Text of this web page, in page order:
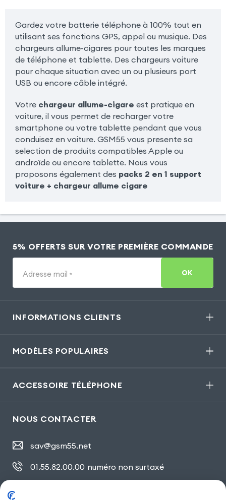
Gardez votre batterie téléphone à 100% tout en
utilisant ses fonctions GPS, appel ou musique. Des
chargeurs allume-cigares pour toutes les marques
de téléphone et tablette. Des chargeurs voiture
pour chaque situation avec un ou plusieurs port
USB ou encore câble intégré.
Votre chargeur allume-cigare est pratique en
voiture, il vous permet de recharger votre
smartphone ou votre tablette pendant que vous
conduisez en voiture. GSM55 vous presente sa
selection de produits compatibles Apple ou
androïde ou encore tablette. Nous vous
proposons également des packs 2 en 1 support
voiture + chargeur allume cigare
5% OFFERTS SUR VOTRE PREMIÈRE COMMANDE
Adresse mail * OK
INFORMATIONS CLIENTS
MODÈLES POPULAIRES
ACCESSOIRE TÉLÉPHONE
NOUS CONTACTER
sav@gsm55.net
01.55.82.00.00 numéro non surtaxé